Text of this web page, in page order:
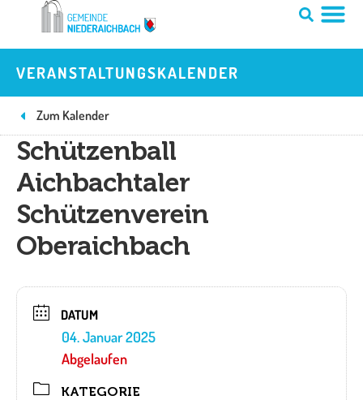
springen
VERANSTALTUNGSKALENDER
Zum Kalender
Schützenball
Aichbachtaler
Schützenverein
Oberaichbach
DATUM
04. Januar 2025
Abgelaufen
KATEGORIE